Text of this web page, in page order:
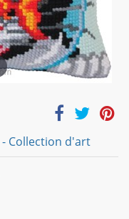
- Collection d'art